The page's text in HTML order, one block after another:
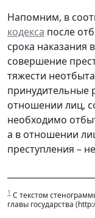
Напомним, в
кодекса после
срока наказания
совершение
тяжести
принудительные
отношении лиц,
необходимо
а в отношении
преступления –
1 С текстом
главы государства